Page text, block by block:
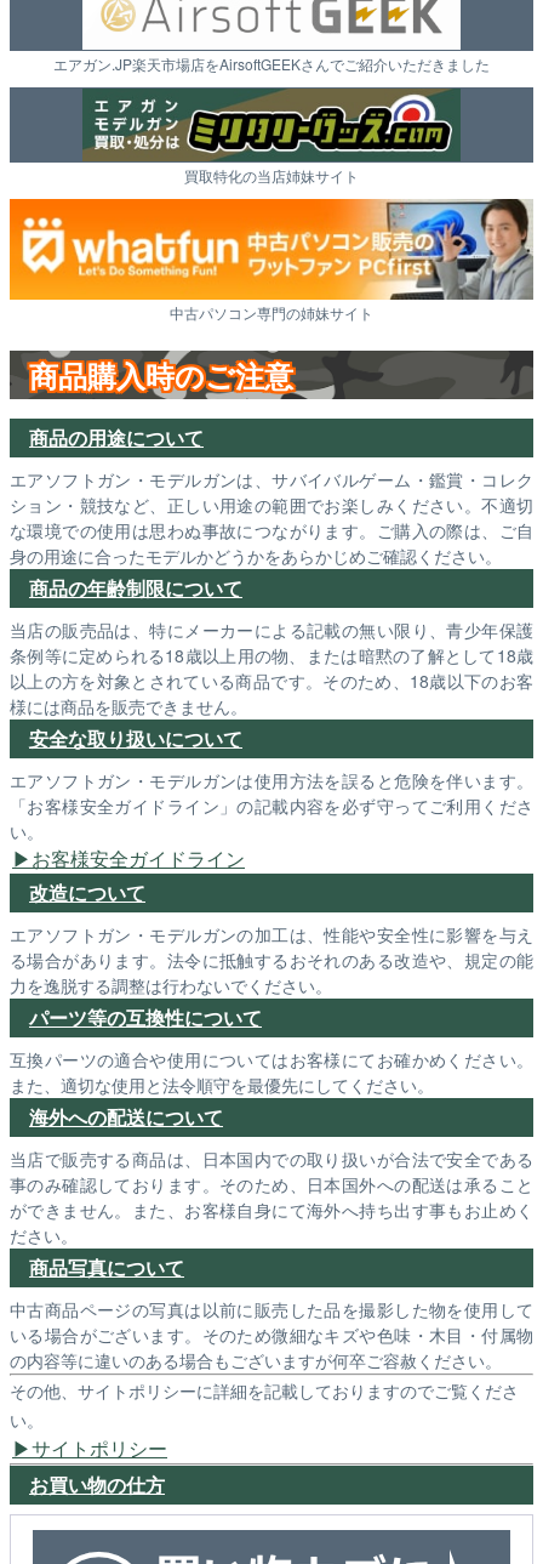
エアガン.JP楽天市場店をAirsoftGEEKさんでご紹介いただきました
買取特化の当店姉妹サイト
中古パソコン専門の姉妹サイト
商品購入時のご注意
商品の用途について
エアソフトガン・モデルガンは、サバイバルゲーム・鑑賞・コレク
ション・競技など、正しい用途の範囲でお楽しみください。不適切
な環境での使用は思わぬ事故につながります。ご購入の際は、ご自
身の用途に合ったモデルかどうかをあらかじめご確認ください。
商品の年齢制限について
当店の販売品は、特にメーカーによる記載の無い限り、青少年保護
条例等に定められる18歳以上用の物、または暗黙の了解として18歳
以上の方を対象とされている商品です。そのため、18歳以下のお客
様には商品を販売できません。
安全な取り扱いについて
エアソフトガン・モデルガンは使用方法を誤ると危険を伴います。
「お客様安全ガイドライン」の記載内容を必ず守ってご利用くださ
い。
お客様安全ガイドライン
改造について
エアソフトガン・モデルガンの加工は、性能や安全性に影響を与え
る場合があります。法令に抵触するおそれのある改造や、規定の能
力を逸脱する調整は行わないでください。
パーツ等の互換性について
互換パーツの適合や使用についてはお客様にてお確かめください。
また、適切な使用と法令順守を最優先にしてください。
海外への配送について
当店で販売する商品は、日本国内での取り扱いが合法で安全である
事のみ確認しております。そのため、日本国外への配送は承ること
ができません。また、お客様自身にて海外へ持ち出す事もお止めく
ださい。
商品写真について
中古商品ページの写真は以前に販売した品を撮影した物を使用して
いる場合がございます。そのため微細なキズや色味・木目・付属物
の内容等に違いのある場合もございますが何卒ご容赦ください。
その他、サイトポリシーに詳細を記載しておりますのでご覧くださ
い。
サイトポリシー
お買い物の仕方